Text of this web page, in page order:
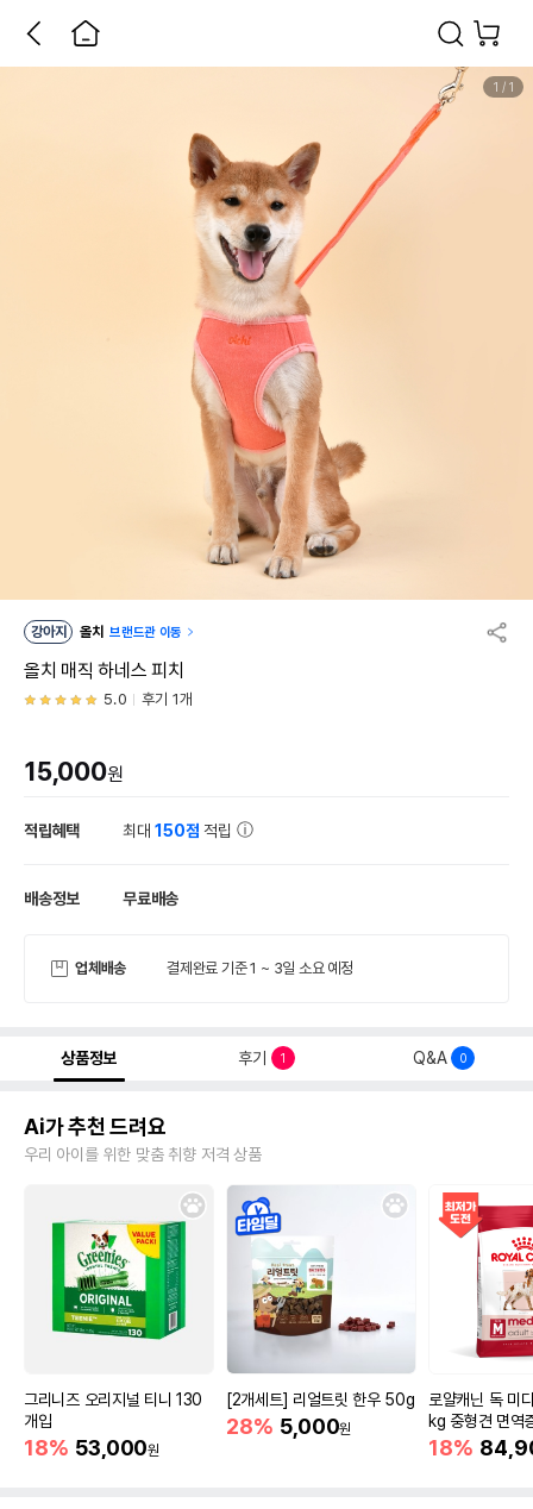
1 / 1
강아지 올치 브랜드관 이동
올치 매직 하네스 피치
5.0 후기 1개
15,000원
적립혜택 최대150점 적립
배송정보 무료배송
업체배송 결제완료 기준 1 ~ 3일 소요 예정
상품정보 후기 1 Q&A 0
Ai가 추천 드려요
우리 아이를 위한 맞춤 취향 저격 상품
그리니즈 오리지널 티니 130
개입
18% 53,000원
[2개세트] 리얼트릿 한우 50g
28% 5,000원
로얄캐닌 독 미
kg 중형견 면역
18%